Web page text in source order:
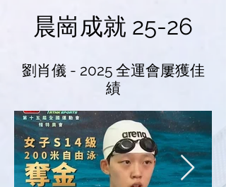
​晨崗成就 25-26
劉肖儀 - 2025 全運會屢獲佳
績